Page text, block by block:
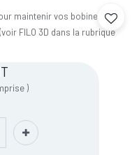
maintenir vos bobines en
FILO 3D dans la rubrique
)